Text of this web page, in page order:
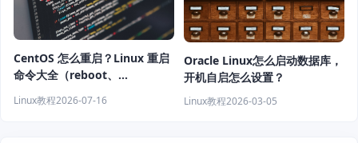
CentOS 怎么重启？Linux 重启
命令大全（reboot、
Linux教程2026-07-16
Oracle Linux怎么启动数据库，
开机自启怎么设置？
Linux教程2026-03-05